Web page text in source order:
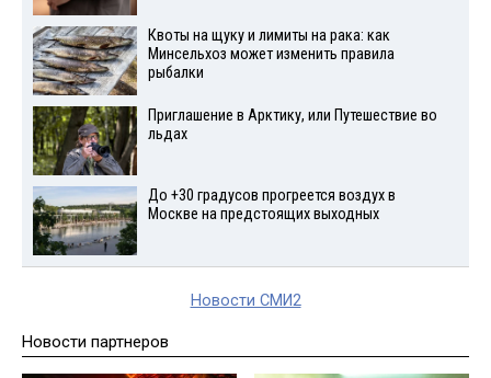
Квоты на щуку и лимиты на рака: как
Минсельхоз может изменить правила
рыбалки
Приглашение в Арктику, или Путешествие во
льдах
До +30 градусов прогреется воздух в
Москве на предстоящих выходных
Новости СМИ2
Новости партнеров